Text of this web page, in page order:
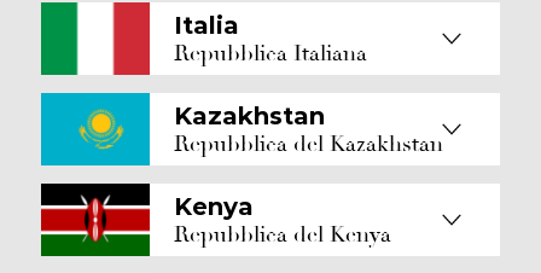
Italia
Repubblica Italiana
Kazakhstan
Repubblica del Kazakhstan
Kenya
Repubblica del Kenya